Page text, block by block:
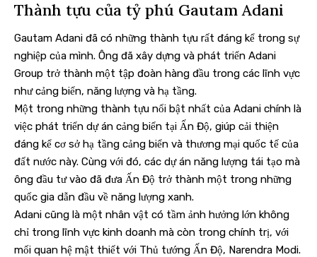
Thành tựu của tỷ phú Gautam Adani
Gautam Adani đã có những thành tựu rất đáng kể trong sự
nghiệp của mình. Ông đã xây dựng và phát triển Adani
Group trở thành một tập đoàn hàng đầu trong các lĩnh vực
như cảng biển, năng lượng và hạ tầng.
Một trong những thành tựu nổi bật nhất của Adani chính là
việc phát triển dự án cảng biển tại Ấn Độ, giúp cải thiện
đáng kể cơ sở hạ tầng cảng biển và thương mại quốc tế của
đất nước này. Cùng với đó, các dự án năng lượng tái tạo mà
ông đầu tư vào đã đưa Ấn Độ trở thành một trong những
quốc gia dẫn đầu về năng lượng xanh.
Adani cũng là một nhân vật có tầm ảnh hưởng lớn không
chỉ trong lĩnh vực kinh doanh mà còn trong chính trị, với
mối quan hệ mật thiết với Thủ tướng Ấn Độ, Narendra Modi.